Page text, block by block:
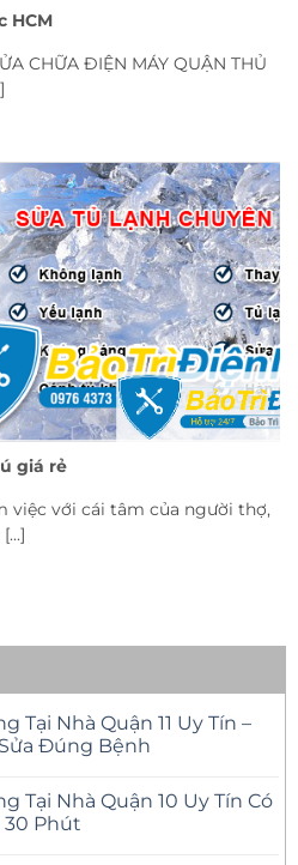
HCM
CHỮA ĐIỆN MÁY QUẬN THỦ
giá rẻ
việc với cái tâm của người thợ,
Tại Nhà Quận 11 Uy Tín –
Đúng Bệnh
Tại Nhà Quận 10 Uy Tín Có
30 Phút